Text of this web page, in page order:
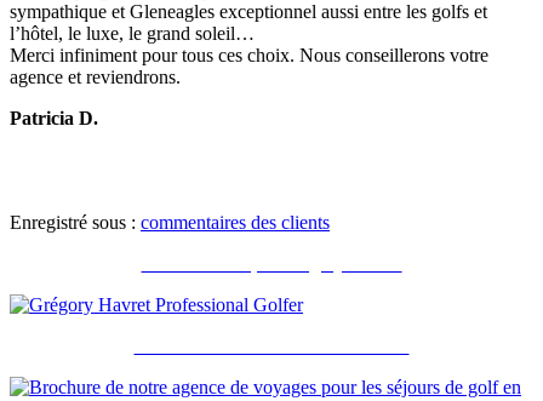
sympathique et Gleneagles exceptionnel aussi entre les golfs et
l’hôtel, le luxe, le grand soleil…
Merci infiniment pour tous ces choix. Nous conseillerons votre
agence et reviendrons.
Patricia D.
Enregistré sous : commentaires des clients